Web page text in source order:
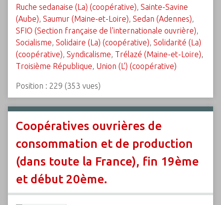
Ruche sedanaise (La) (coopérative), Sainte-Savine
(Aube), Saumur (Maine-et-Loire), Sedan (Adennes),
SFIO (Section française de l'internationale ouvrière),
Socialisme, Solidaire (La) (coopérative), Solidarité (La)
(coopérative), Syndicalisme, Trélazé (Maine-et-Loire),
Troisième République, Union (L') (coopérative)
Position : 229 (353 vues)
Coopératives ouvrières de
consommation et de production
(dans toute la France), fin 19ème
et début 20ème.